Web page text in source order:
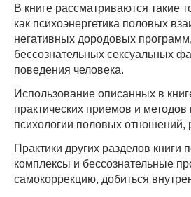
В книге рассматриваются такие
как психоэнергетика половых
негативных дородовых
бессознательных сексуальных
поведения человека.
Использование описанных в
практических приемов и
психологии половых отношений,
Практики других разделов книги
комплексы и бессознательные
самокоррекцию, добиться